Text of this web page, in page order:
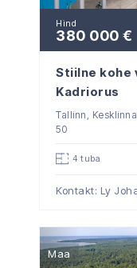
Hind
380 000 €
Stiilne kohe
Kadriorus
Tallinn,
50
4 tuba
Kontakt: Ly
Maa